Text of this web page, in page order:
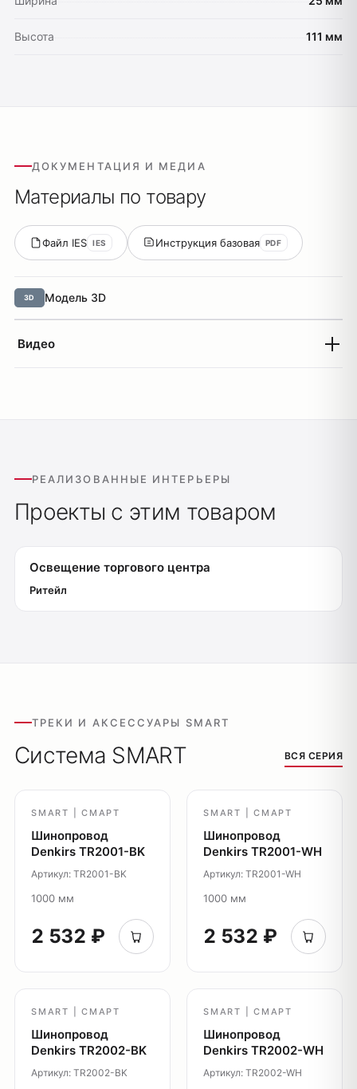
Высота 111 мм
ДОКУМЕНТАЦИЯ И МЕДИА
Материалы по товару
Файл IES IES Инструкция базовая PDF
3D Модель 3D
Видео
РЕАЛИЗОВАННЫЕ ИНТЕРЬЕРЫ
Проекты с этим товаром
Освещение торгового центра
Ритейл
ТРЕКИ И АКСЕССУАРЫ SMART
Система SMART ВСЯ СЕРИЯ
SMART | СМАРТ
Шинопровод
Denkirs TR2001-BK
Артикул: TR2001-BK
1000 мм
2 532 ₽
SMART | СМАРТ
Шинопровод
Denkirs TR2001-WH
Артикул: TR2001-WH
1000 мм
2 532 ₽
SMART | СМАРТ
Шинопровод
Denkirs TR2002-BK
Артикул: TR2002-BK
SMART | СМАРТ
Шинопровод
Denkirs TR2002-WH
Артикул: TR2002-WH
Управление освещением
Уличное освещение
Профиль Slott
О продуктах
Система Smart
Система Belty
Профиль Smart ONE
Поддержка
Уличное освещение
Система Shine
Светильники Orbit
Светильники Inviz